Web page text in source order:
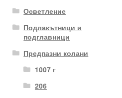
Осветление
Подлакътници и
подглавници
Предпазни колани
1007 г
206